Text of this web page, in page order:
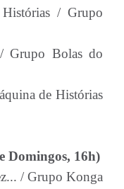
/ Grupo
Grupo Bolas do
de Histórias
Domingos, 16h)
/ Grupo Konga